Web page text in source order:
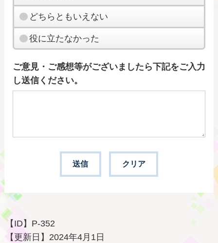
どちらともいえない
役に立たなかった
ご意見・ご感想等がございましたら下記をご入力
し送信ください。
【ID】 P-352
【更新日】 2024年4月1日